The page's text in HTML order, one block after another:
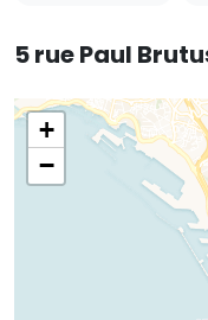
5 rue Paul
+
−